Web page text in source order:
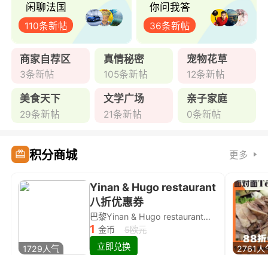
闲聊法国
110条新帖
你问我答
36条新帖
商家自荐区
3条新帖
真情秘密
105条新帖
宠物花草
12条新帖
美食天下
29条新帖
文学广场
21条新帖
亲子家庭
0条新帖
积分商城 更多
1729人气
Yinan & Hugo restaurant
八折优惠券
巴黎Yinan & Hugo restaurant除简餐类全场8折
1 金币
5欧元
立即兑换
2761人